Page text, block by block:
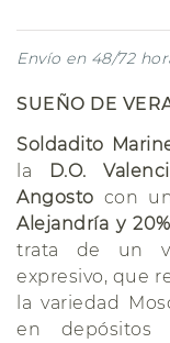
Envío en 48/72
SUEÑO DE
Soldadito
la
D.O.
Angosto con
Alejandría y
trata de un
expresivo, que
la variedad
en